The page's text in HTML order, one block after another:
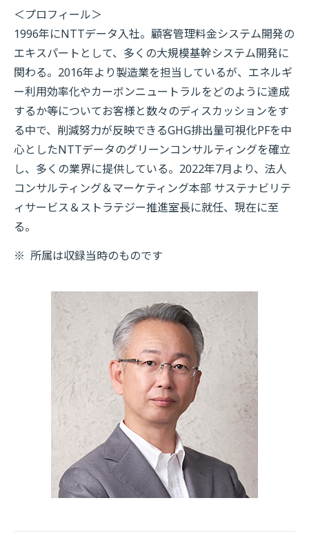
＜プロフィール＞
1996年にNTTデータ入社。顧客管理料金システム開発の
エキスパートとして、多くの大規模基幹システム開発に
関わる。2016年より製造業を担当しているが、エネルギ
ー利用効率化やカーボンニュートラルをどのように達成
するか等についてお客様と数々のディスカッションをす
る中で、削減努力が反映できるGHG排出量可視化PFを中
心としたNTTデータのグリーンコンサルティングを確立
し、多くの業界に提供している。2022年7月より、法人
コンサルティング＆マーケティング本部 サステナビリテ
ィサービス＆ストラテジー推進室長に就任、現在に至
る。
※ 所属は収録当時のものです